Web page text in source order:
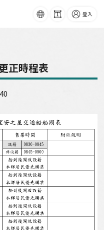
語系 字級 登入
正時程表